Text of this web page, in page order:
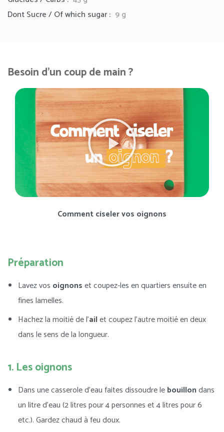
Dont Sucre / Of which sugar : 9 g
Besoin d'un coup de main ?
Comment ciseler vos oignons
Préparation
Lavez vos oignonset coupez-les en quartiers ensuite en
fines lamelles.
Hachez la moitié de l’ailet coupez l’autre moitié en deux
dans le sens de la longueur.
1. Les oignons
Dans une casserole d’eau faites dissoudre lebouillondans
un litre d’eau (2 litres pour 4 personnes et 4 litres pour 6
etc.). Gardez chaud à feu doux.